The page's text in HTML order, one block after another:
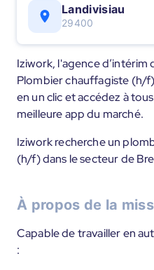
Landivisiau
29400
Iziwork, l'agence d’intérim
Plombier chauffagiste (h/
en un clic et accédez à
meilleure app du marché.
Iziwork recherche un
(h/f) dans le secteur de
À propos de la
Capable de travailler en
: